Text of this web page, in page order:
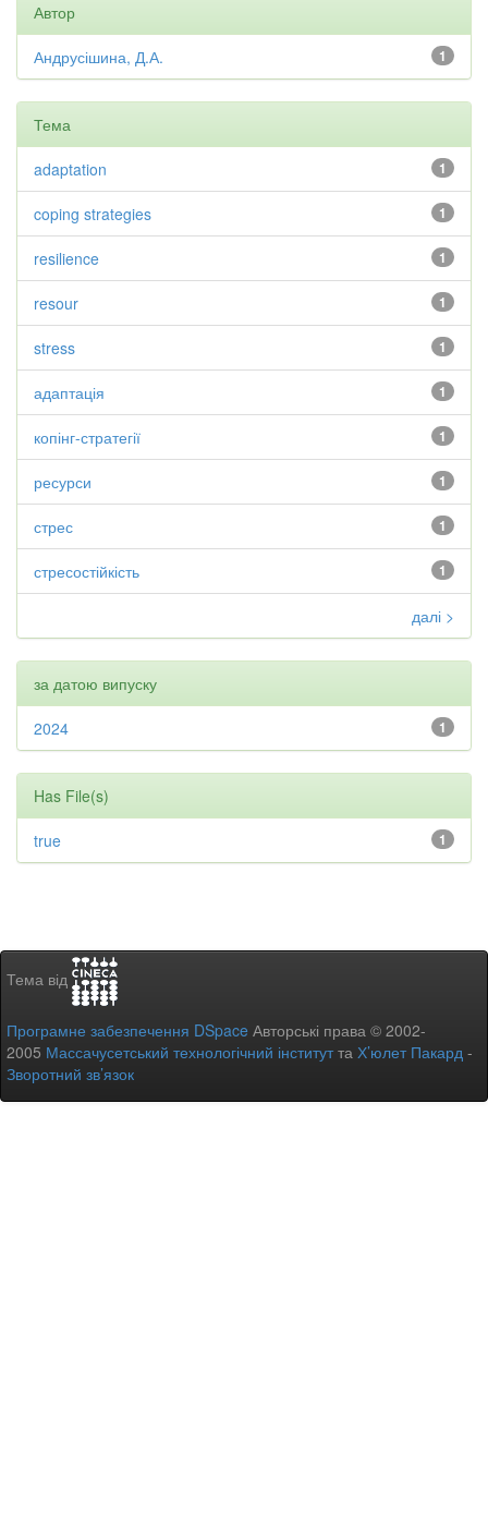
Автор
1
Андрусішина, Д.А.
Тема
1
adaptation
1
coping strategies
1
resilience
1
resour
1
stress
1
адаптація
1
копінг-стратегії
1
ресурси
1
стрес
1
стресостійкість
далі >
за датою випуску
1
2024
Has File(s)
1
true
Тема від
Програмне забезпечення DSpace Авторські права © 2002-
2005 Массачусетський технологічний інститутта Х’юлет Пакард -
Зворотний зв’язок